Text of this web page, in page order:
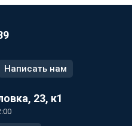
Написать нам
23, к1